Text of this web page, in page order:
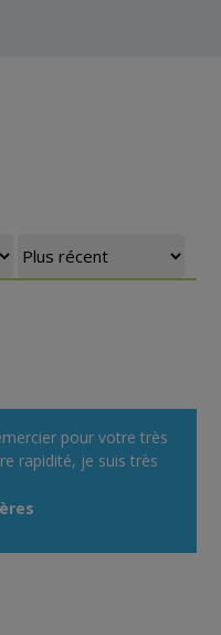
pour votre très
rapidité, je suis très